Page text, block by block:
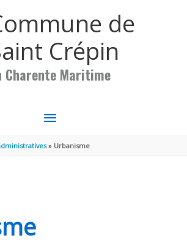
de
Crépin
Charente Maritime
MENU
PRINCIPAL
Urbanisme